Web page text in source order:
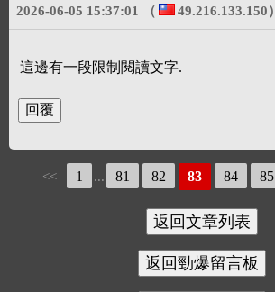
2026-06-05 15:37:01 （ 49.216.133.150）
這邊有一段限制閱讀文字.
<< 1 ... 81 82 83 84 85